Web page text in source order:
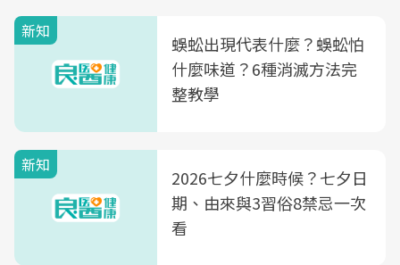
新知
蜈蚣出現代表什麼？蜈蚣怕
什麼味道？6種消滅方法完
整教學
新知
2026七夕什麼時候？七夕日
期、由來與3習俗8禁忌一次
看